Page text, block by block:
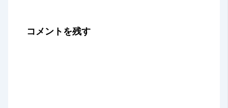
コメントを残す